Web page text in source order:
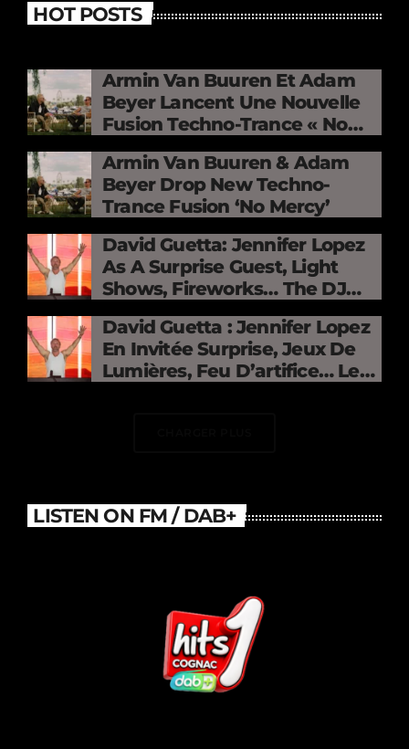
HOT POSTS
Armin Van Buuren Et Adam
Beyer Lancent Une Nouvelle
Fusion Techno-Trance « No
Mercy »
Armin Van Buuren & Adam
Beyer Drop New Techno-
Trance Fusion ‘No Mercy’
David Guetta: Jennifer Lopez
As A Surprise Guest, Light
Shows, Fireworks… The DJ
Electrifies The Stade De
France
David Guetta : Jennifer Lopez
En Invitée Surprise, Jeux De
Lumières, Feu D’artifice… Le
LISTEN ON FM / DAB+